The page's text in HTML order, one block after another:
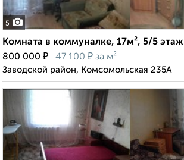
5
Комната в коммуналке, 17м², 5/5 этаж
800 000 ₽ 47 100 ₽ за м²
Заводской район, Комсомольская 235А